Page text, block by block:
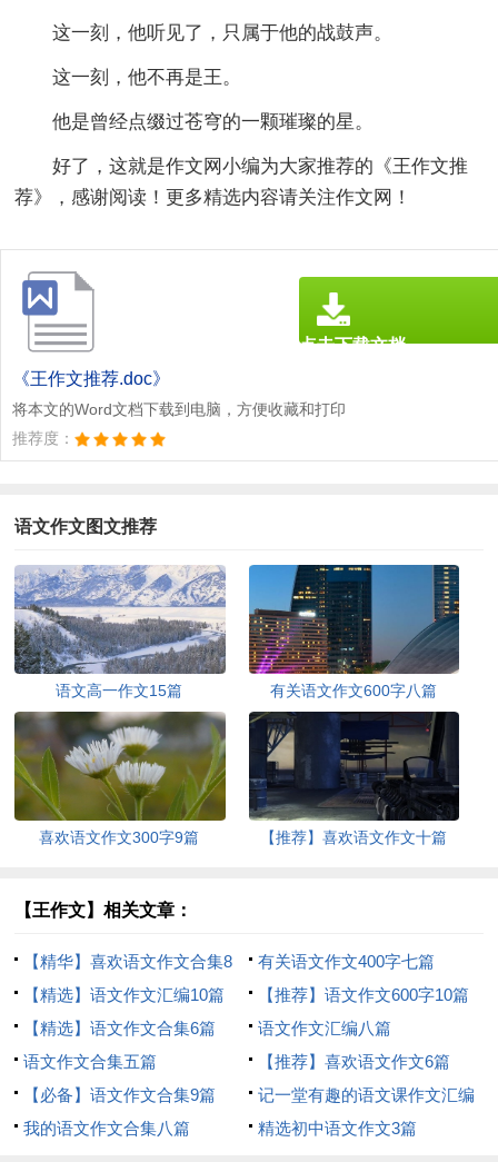
这一刻，他听见了，只属于他的战鼓声。
这一刻，他不再是王。
他是曾经点缀过苍穹的一颗璀璨的星。
好了，这就是作文网小编为大家推荐的《王作文推
荐》，感谢阅读！更多精选内容请关注作文网！
《王作文推荐.doc》
将本文的Word文档下载到电脑，方便收藏和打印
推荐度：
点击下载文档
语文作文图文推荐
语文高一作文15篇 有关语文作文600字八篇
喜欢语文作文300字9篇 【推荐】喜欢语文作文十篇
【王作文】相关文章：
【精华】喜欢语文作文合集8
篇
有关语文作文400字七篇
【精选】语文作文汇编10篇
【推荐】语文作文600字10篇
【精选】语文作文合集6篇
语文作文汇编八篇
语文作文合集五篇
【推荐】喜欢语文作文6篇
【必备】语文作文合集9篇
记一堂有趣的语文课作文汇编
4篇
我的语文作文合集八篇 精选初中语文作文3篇